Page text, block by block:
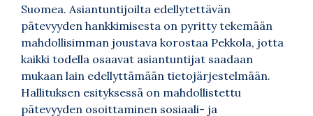
Suomea. Asiantuntijoilta edellytettävän
pätevyyden hankkimisesta on pyritty tekemään
mahdollisimman joustava korostaa Pekkola, jotta
kaikki todella osaavat asiantuntijat saadaan
mukaan lain edellyttämään tietojärjestelmään.
Hallituksen esityksessä on mahdollistettu
pätevyyden osoittaminen sosiaali- ja